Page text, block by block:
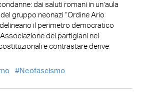
dai saluti romani in un’aula
gruppo neonazi “Ordine Ario
delineano il perimetro democratico
dei partigiani nel
e contrastare derive
Neofascismo